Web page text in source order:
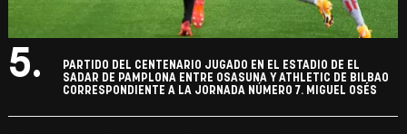
5.
PARTIDO DEL CENTENARIO JUGADO EN EL ESTADIO DE EL
SADAR DE PAMPLONA ENTRE OSASUNA Y ATHLETIC DE BILBAO
CORRESPONDIENTE A LA JORNADA NÚMERO 7. MIGUEL OSÉS